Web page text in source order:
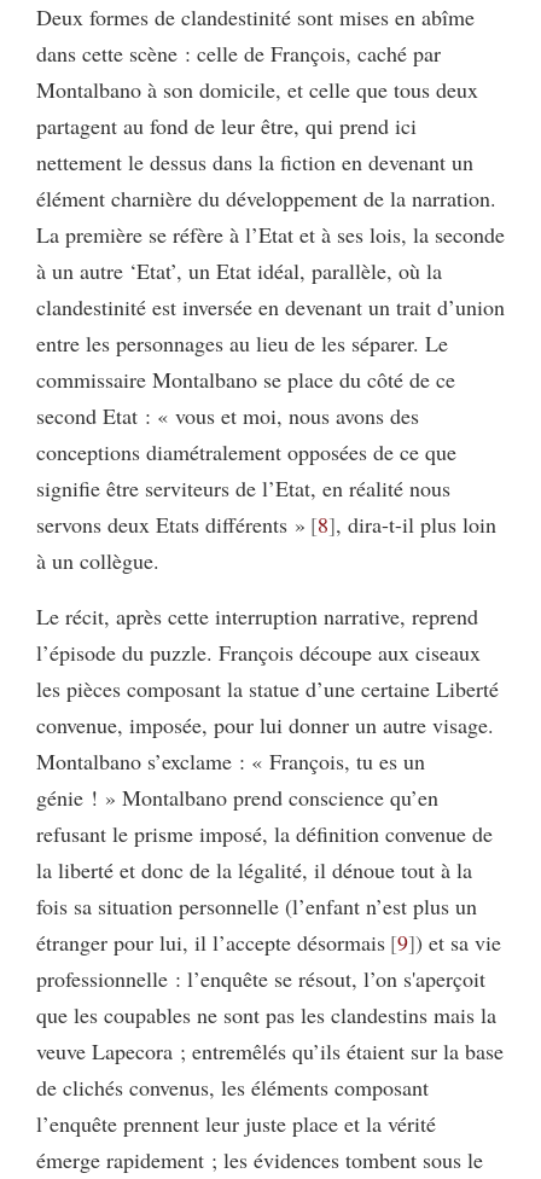
Deux formes de clandestinité sont mises en abîme
dans cette scène : celle de François, caché par
Montalbano à son domicile, et celle que tous deux
partagent au fond de leur être, qui prend ici
nettement le dessus dans la fiction en devenant un
élément charnière du développement de la narration.
La première se réfère à l’Etat et à ses lois, la seconde
à un autre ‘Etat’, un Etat idéal, parallèle, où la
clandestinité est inversée en devenant un trait d’union
entre les personnages au lieu de les séparer. Le
commissaire Montalbano se place du côté de ce
second Etat : « vous et moi, nous avons des
conceptions diamétralement opposées de ce que
signifie être serviteurs de l’Etat, en réalité nous
servons deux Etats différents » 8 , dira-t-il plus loin
à un collègue.
Le récit, après cette interruption narrative, reprend
l’épisode du puzzle. François découpe aux ciseaux
les pièces composant la statue d’une certaine Liberté
convenue, imposée, pour lui donner un autre visage.
Montalbano s’exclame : « François, tu es un
génie ! » Montalbano prend conscience qu’en
refusant le prisme imposé, la définition convenue de
la liberté et donc de la légalité, il dénoue tout à la
fois sa situation personnelle (l’enfant n’est plus un
étranger pour lui, il l’accepte désormais 9 ) et sa vie
professionnelle : l’enquête se résout, l’on s'aperçoit
que les coupables ne sont pas les clandestins mais la
veuve Lapecora ; entremêlés qu’ils étaient sur la base
de clichés convenus, les éléments composant
l’enquête prennent leur juste place et la vérité
émerge rapidement ; les évidences tombent sous le